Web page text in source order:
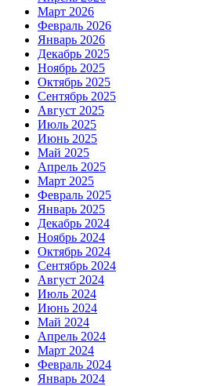
Март 2026
Февраль 2026
Январь 2026
Декабрь 2025
Ноябрь 2025
Октябрь 2025
Сентябрь 2025
Август 2025
Июль 2025
Июнь 2025
Май 2025
Апрель 2025
Март 2025
Февраль 2025
Январь 2025
Декабрь 2024
Ноябрь 2024
Октябрь 2024
Сентябрь 2024
Август 2024
Июль 2024
Июнь 2024
Май 2024
Апрель 2024
Март 2024
Февраль 2024
Январь 2024